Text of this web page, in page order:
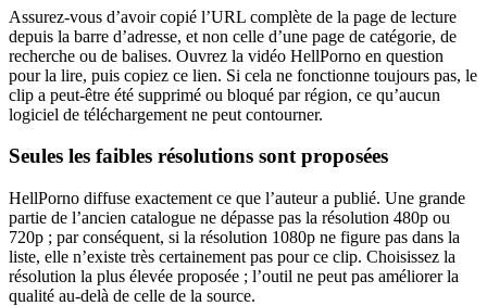
Assurez-vous d’avoir copié l’URL complète de la page de lecture
depuis la barre d’adresse, et non celle d’une page de catégorie, de
recherche ou de balises. Ouvrez la vidéo HellPorno en question
pour la lire, puis copiez ce lien. Si cela ne fonctionne toujours pas, le
clip a peut-être été supprimé ou bloqué par région, ce qu’aucun
logiciel de téléchargement ne peut contourner.
Seules les faibles résolutions sont proposées
HellPorno diffuse exactement ce que l’auteur a publié. Une grande
partie de l’ancien catalogue ne dépasse pas la résolution 480p ou
720p ; par conséquent, si la résolution 1080p ne figure pas dans la
liste, elle n’existe très certainement pas pour ce clip. Choisissez la
résolution la plus élevée proposée ; l’outil ne peut pas améliorer la
qualité au-delà de celle de la source.